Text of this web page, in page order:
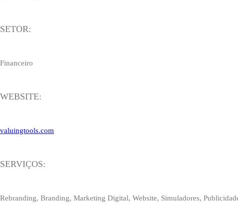
SETOR:
Financeiro
WEBSITE:
valuingtools.com
SERVIÇOS:
Rebranding, Branding, Marketing Digital, Website, Simuladores,